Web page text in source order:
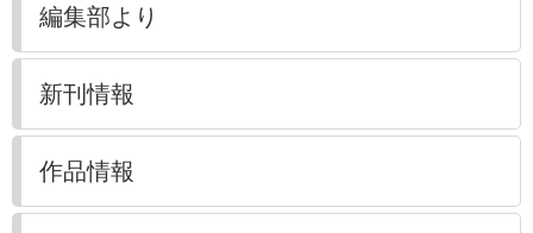
編集部より
新刊情報
作品情報